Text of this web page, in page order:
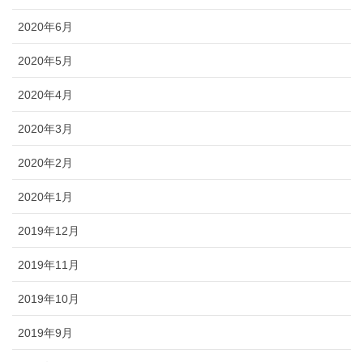
2020年6月
2020年5月
2020年4月
2020年3月
2020年2月
2020年1月
2019年12月
2019年11月
2019年10月
2019年9月